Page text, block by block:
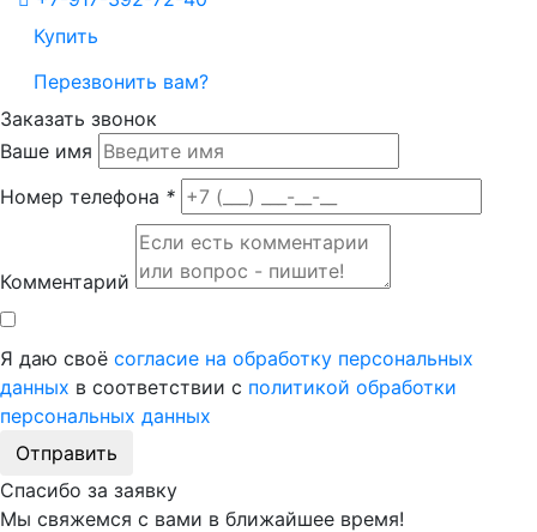
Купить
Перезвонить вам?
Заказать звонок
Ваше имя
Номер телефона *
Комментарий
Я даю своё согласие на обработку персональных
данных в соответствии с политикой обработки
персональных данных
Отправить
Спасибо за заявку
Мы свяжемся с вами в ближайшее время!